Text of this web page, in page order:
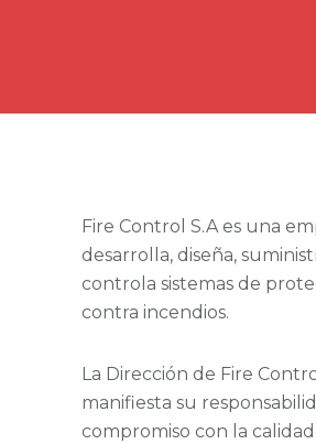
Fire Control S.A es una
desarrolla, diseña,
controla sistemas de
contra incendios.
La Dirección de Fire
manifiesta su
compromiso con la